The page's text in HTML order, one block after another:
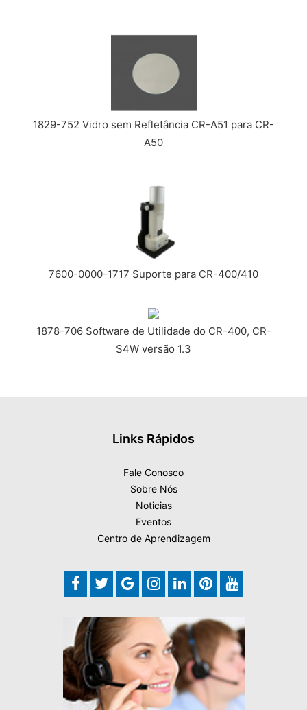
1829-752 Vidro sem Refletância CR-A51 para CR-
A50
7600-0000-1717 Suporte para CR-400/410
1878-706 Software de Utilidade do CR-400, CR-
S4W versão 1.3
Links Rápidos
Fale Conosco
Sobre Nós
Noticias
Eventos
Centro de Aprendizagem